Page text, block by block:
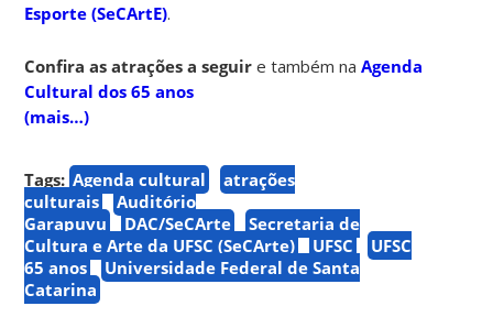
Esporte (SeCArtE).
Confira as atrações a seguir e também naAgenda
Cultural dos 65 anos
(mais…)
Tags: Agenda cultural
atrações
culturais
Auditório
Garapuvu
DAC/SeCArte
Secretaria de
Cultura e Arte da UFSC (SeCArte)
UFSC
UFSC
65 anos
Universidade Federal de Santa
Catarina